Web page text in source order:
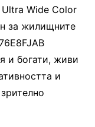
Wide Color
за жилищните
и богати, живи
и